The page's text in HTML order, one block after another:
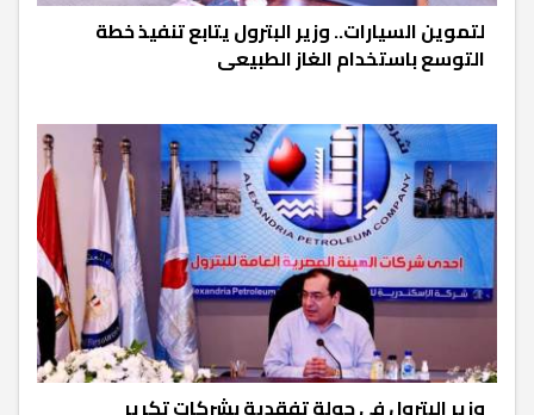
لتموين السيارات.. وزير البترول يتابع تنفيذ خطة
التوسع باستخدام الغاز الطبيعى
وزير البترول في جولة تفقدية بشركات تكرير